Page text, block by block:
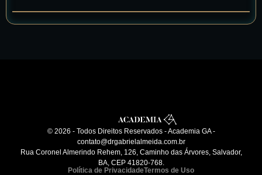
© 2026 - Todos Direitos Reservados - Academia GA -
contato@drgabrielalmeida.com.br
Rua Coronel Almerindo Rehem, 126, Caminho das Árvores, Salvador,
BA, CEP 41820-768.
Política de PrivacidadeTermos de Uso